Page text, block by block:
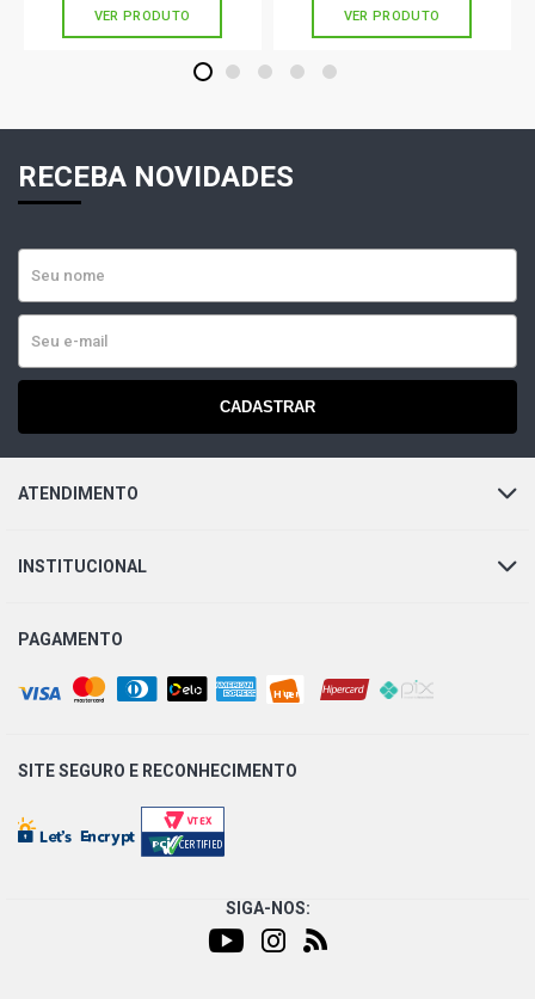
VER PRODUTO VER PRODUTO
1 2 3 4 5
RECEBA NOVIDADES
CADASTRAR
ATENDIMENTO
INSTITUCIONAL
PAGAMENTO
SITE SEGURO E RECONHECIMENTO
SIGA-NOS: